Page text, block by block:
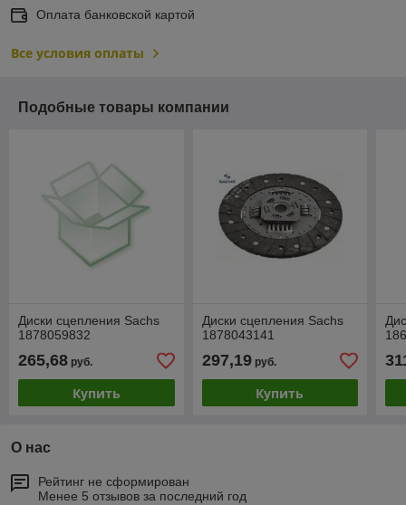
Оплата банковской картой
Все условия оплаты
Подобные товары компании
Диски сцепления Sachs
1878059832
265,68 руб.
Купить
Диски сцепления Sachs
1878043141
297,19руб.
Купить
О нас
Рейтинг не сформирован
Менее 5 отзывов за последний год